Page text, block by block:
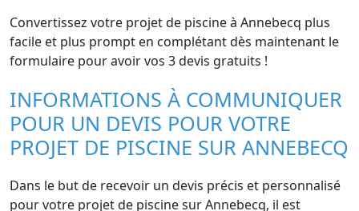
Convertissez votre projet de piscine à Annebecq plus
facile et plus prompt en complétant dès maintenant le
formulaire pour avoir vos 3 devis gratuits !
INFORMATIONS À COMMUNIQUER
POUR UN DEVIS POUR VOTRE
PROJET DE PISCINE SUR ANNEBECQ
Dans le but de recevoir un devis précis et personnalisé
pour votre projet de piscine sur Annebecq, il est